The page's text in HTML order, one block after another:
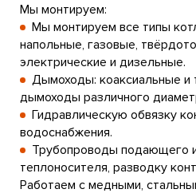
Мы монтируем:
Мы монтируем все типы
напольные, газовые,
электрические и дизельные.
Дымоходы: коаксиальные и
дымоходы различного
Гидравлическую обвязку
водоснабжения.
Трубопроводы подающего
теплоносителя, разводку
Работаем с медными,